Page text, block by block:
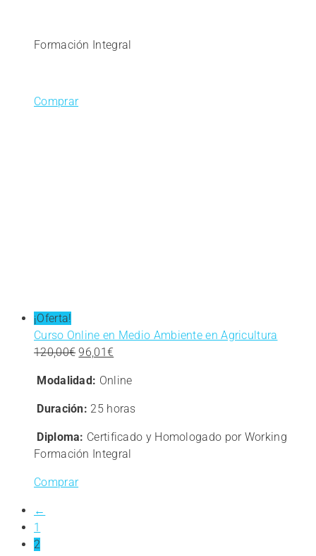
Formación Integral
Comprar
¡Oferta!
Curso Online en Medio Ambiente en Agricultura
120,00€ El
original
era:
96,01€
actual
Modalidad: Online
Duración: 25 horas
Diploma: Certificado y Homologado por Working
Formación Integral
Comprar
←
1
2